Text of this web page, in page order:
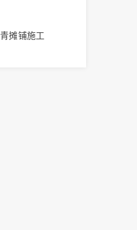
摊铺施工